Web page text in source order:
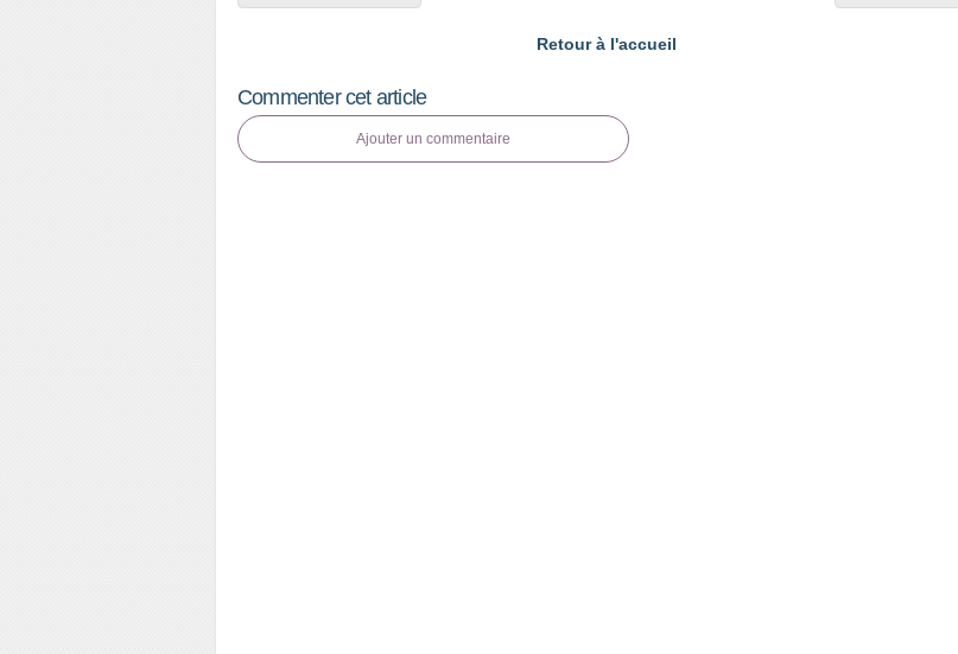
Retour à l'accueil
Commenter cet article
Ajouter un commentaire